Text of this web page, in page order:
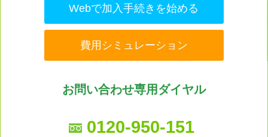
Webで加入手続きを始める
費用シミュレーション
お問い合わせ専用ダイヤル
0120-950-151